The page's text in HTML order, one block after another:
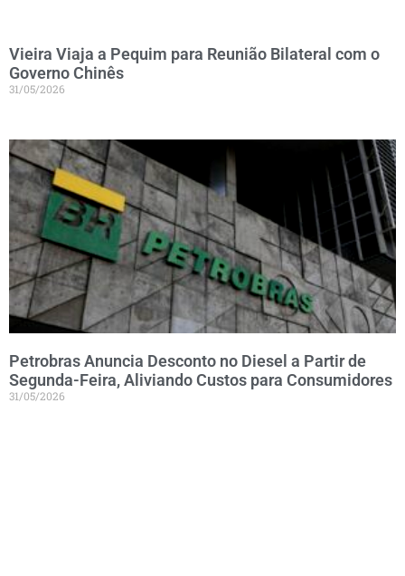
Vieira Viaja a Pequim para Reunião Bilateral com o
Governo Chinês
31/05/2026
Petrobras Anuncia Desconto no Diesel a Partir de
Segunda-Feira, Aliviando Custos para Consumidores
31/05/2026